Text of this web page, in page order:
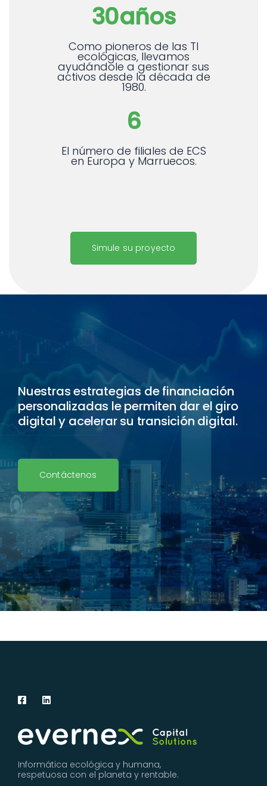
30años
Como pioneros de las TI
ecológicas, llevamos
ayudándole a gestionar sus
activos desde la década de
1980.
6
El número de filiales de ECS
en Europa y Marruecos.
Simule su proyecto
Nuestras estrategias de financiación
personalizadas le permiten dar el giro
digital y acelerar su transición digital.
Contáctenos
Informática ecológica y humana,
respetuosa con el planeta y rentable.